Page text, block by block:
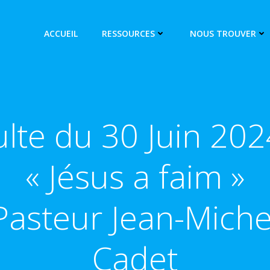
ACCUEIL RESSOURCES NOUS TROUVER
du 30 Juin
« Jésus a faim »
Jean-
Cadet